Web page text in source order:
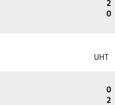
2
0
UHT
0
2